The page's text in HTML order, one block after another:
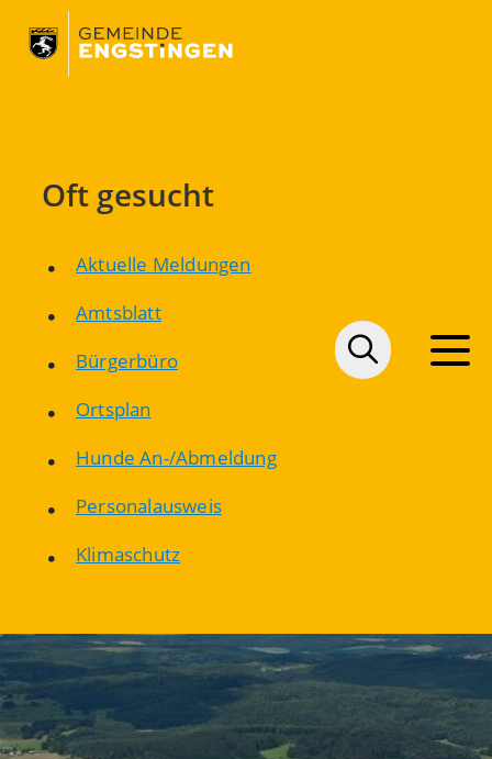
Oft gesucht
Aktuelle Meldungen
Amtsblatt
Bürgerbüro
Ortsplan
Hunde An-/Abmeldung
Personalausweis
Klimaschutz